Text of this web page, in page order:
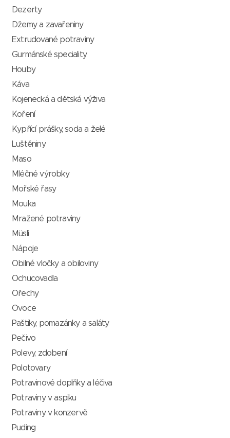
Dezerty
Džemy a zavařeniny
Extrudované potraviny
Gurmánské speciality
Houby
Káva
Kojenecká a dětská výživa
Koření
Kypřící prášky, soda a želé
Luštěniny
Maso
Mléčné výrobky
Mořské řasy
Mouka
Mražené potraviny
Müsli
Nápoje
Obilné vločky a obiloviny
Ochucovadla
Ořechy
Ovoce
Paštiky, pomazánky a saláty
Pečivo
Polevy, zdobení
Polotovary
Potravinové doplňky a léčiva
Potraviny v aspiku
Potraviny v konzervě
Puding